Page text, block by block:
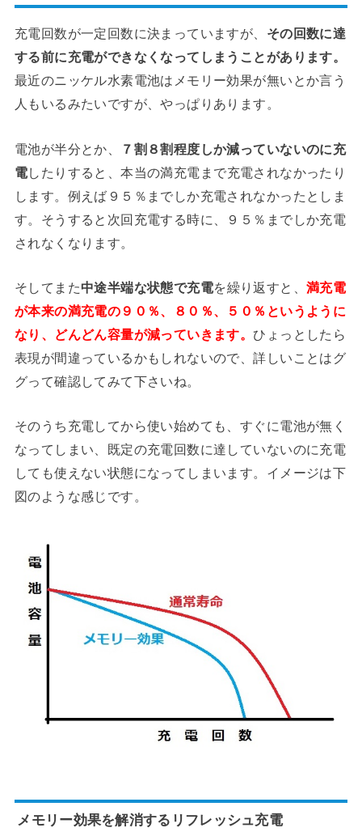
充電回数が一定回数に決まっていますが、 その回数に達
する前に充電ができなくなってしまうことがあります。
最近のニッケル水素電池はメモリー効果が無いとか言う
人もいるみたいですが、やっぱりあります。
電池が半分とか、
７割８割程度しか減っていないのに充
電したりすると、本当の満充電まで充電されなかったり
します。例えば９５％までしか充電されなかったとしま
す。そうすると次回充電する時に、９５％までしか充電
されなくなります。
そしてまた中途半端な状態で充電を繰り返すと、 満充電
が本来の満充電の９０％、８０％、５０％というように
なり、どんどん容量が減っていきます。 ひょっとしたら
表現が間違っているかもしれないので、詳しいことはグ
グって確認してみて下さいね。
そのうち充電してから使い始めても、すぐに電池が無く
なってしまい、既定の充電回数に達していないのに充電
しても使えない状態になってしまいます。イメージは下
図のような感じです。
メモリー効果を解消するリフレッシュ充電